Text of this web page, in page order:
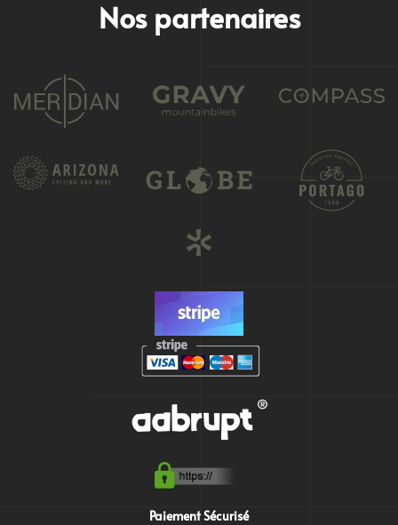
Nos partenaires
Paiement Sécurisé